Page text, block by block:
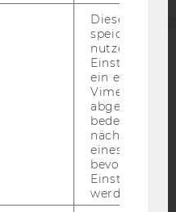
Dieses Cookie
speichert
ein
Vimeo-Video
abgespielt
bedeutet,
nächsten
eines Vimeo-
bevorzugten
werden.